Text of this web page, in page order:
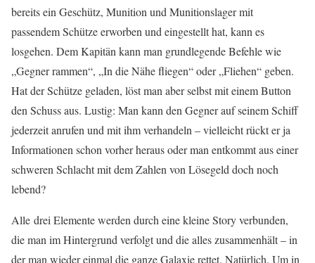
bereits ein Geschütz, Munition und Munitionslager mit
passendem Schütze erworben und eingestellt hat, kann es
losgehen. Dem Kapitän kann man grundlegende Befehle wie
„Gegner rammen“, „In die Nähe fliegen“ oder „Fliehen“ geben.
Hat der Schütze geladen, löst man aber selbst mit einem Button
den Schuss aus. Lustig: Man kann den Gegner auf seinem Schiff
jederzeit anrufen und mit ihm verhandeln – vielleicht rückt er ja
Informationen schon vorher heraus oder man entkommt aus einer
schweren Schlacht mit dem Zahlen von Lösegeld doch noch
lebend?
Alle drei Elemente werden durch eine kleine Story verbunden,
die man im Hintergrund verfolgt und die alles zusammenhält – in
der man wieder einmal die ganze Galaxie rettet. Natürlich. Um in